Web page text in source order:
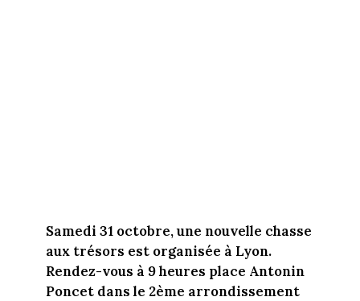
Samedi 31 octobre, une nouvelle chasse
aux trésors est organisée à Lyon.
Rendez-vous à 9 heures place Antonin
Poncet dans le 2ème arrondissement